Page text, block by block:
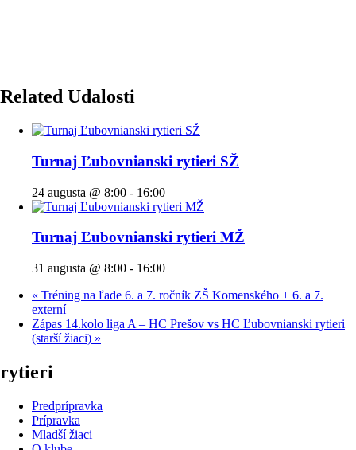
Related Udalosti
Turnaj Ľubovnianski rytieri SŽ
24 augusta @ 8:00 - 16:00
Turnaj Ľubovnianski rytieri MŽ
31 augusta @ 8:00 - 16:00
« Tréning na ľade 6. a 7. ročník ZŠ Komenského + 6. a 7.
externí
Zápas 14.kolo liga A – HC Prešov vs HC Ľubovnianski rytieri
(starší žiaci) »
rytieri
Predprípravka
Prípravka
Mladší žiaci